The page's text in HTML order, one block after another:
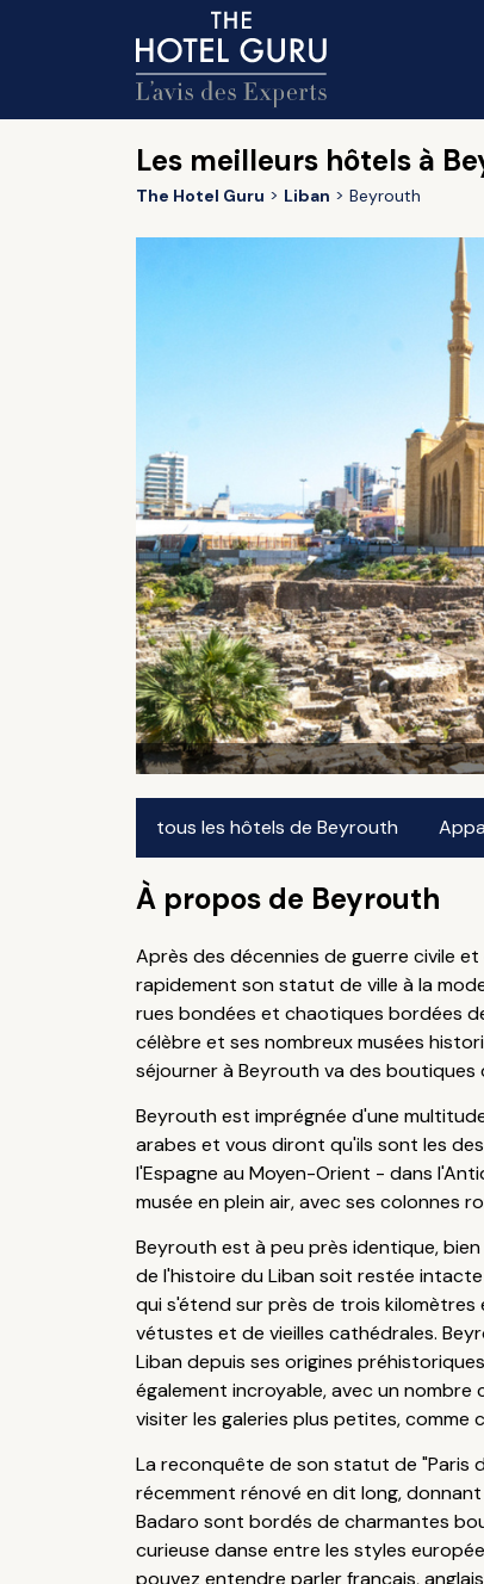
Les meilleurs hôtels à
The Hotel Guru Liban Beyrouth
tous les hôtels de Beyrouth
À propos de Beyrouth
Après des décennies de guerre civile
rapidement son statut de ville à la
rues bondées et chaotiques bordées
célèbre et ses nombreux musées
séjourner à Beyrouth va des
Beyrouth est imprégnée d'une
arabes et vous diront qu'ils sont les
l'Espagne au Moyen-Orient - dans
musée en plein air, avec ses colonnes
Beyrouth est à peu près identique,
de l'histoire du Liban soit restée
qui s'étend sur près de trois kilomètres
vétustes et de vieilles cathédrales.
Liban depuis ses origines
également incroyable, avec un
visiter les galeries plus petites, comme
La reconquête de son statut de "Paris
récemment rénové en dit long,
Badaro sont bordés de charmantes
curieuse danse entre les styles
pouvez entendre parler français,